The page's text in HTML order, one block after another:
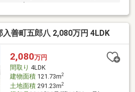
たい方！！
善町五郎八 2,080万円 4LDK
2,080万円
間取り 4LDK
建物面積121.73m2
土地面積291.23m2